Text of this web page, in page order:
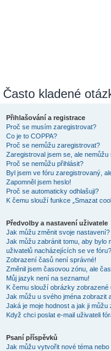
Často kladené
Přihlašování a registrace
Proč se musím zaregistrovat?
Co je to COPPA?
Proč se nemůžu zaregistrovat?
Zaregistroval jsem se, ale nemůžu
Proč se nemůžu přihlásit?
Byl jsem ve fóru zaregistrovaný,
Zapomněl jsem heslo!
Proč se automaticky odhlašuji?
K čemu slouží funkce „Smazat
Předvolby a nastavení uživatele
Jak můžu změnit svoje nastavení?
Jak můžu zabránit tomu, aby bylo
uživatelů nacházejících se ve fóru?
Zobrazení časů není správné!
Změnil jsem časovou zónu, ale
Můj jazyk není na seznamu!
K čemu slouží obrázky zobrazené
Jak můžu u svého jména zobrazit
Jaká je moje hodnost a jak ji můžu
Když chci poslat e-mail uživateli
Psaní příspěvků
Jak můžu vytvořit nové téma